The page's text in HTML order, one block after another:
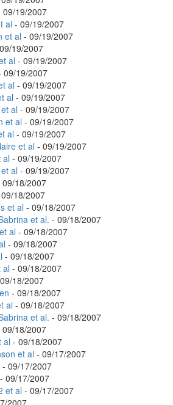
09/19/2007
al - 09/19/2007
et al - 09/19/2007
19/2007
al - 09/19/2007
09/19/2007
al - 09/19/2007
al - 09/19/2007
al - 09/19/2007
et al - 09/19/2007
al - 09/19/2007
et al - 09/19/2007
al - 09/19/2007
al - 09/19/2007
09/18/2007
18/2007
et al - 09/18/2007
et al. - 09/18/2007
al - 09/18/2007
- 09/18/2007
- 09/18/2007
al - 09/18/2007
18/2007
- 09/18/2007
al - 09/18/2007
et al. - 09/18/2007
09/18/2007
al - 09/18/2007
et al - 09/17/2007
- 09/17/2007
- 09/17/2007
et al - 09/17/2007
2007